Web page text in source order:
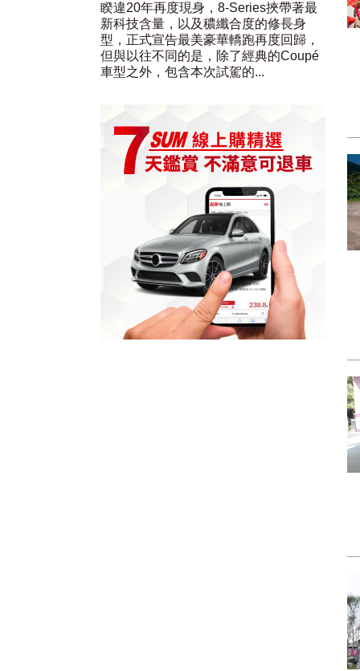
睽違20年再度現身，8-Series挾帶著最
新科技含量，以及穠纖合度的修長身
型，正式宣告最美豪華轎跑再度回歸，
但與以往不同的是，除了經典的Coupé
車型之外，包含本次試駕的...